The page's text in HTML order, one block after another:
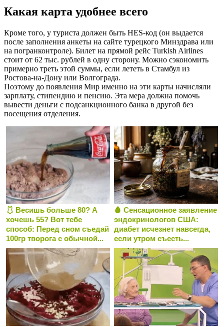
Какая карта удобнее всего
Кроме того, у туриста должен быть HES-код (он выдается
после заполнения анкеты на сайте турецкого Минздрава или
на погранконтроле). Билет на прямой рейс Turkish Airlines
cтоит от 62 тыс. рублей в одну сторону. Можно сэкономить
примерно треть этой суммы, если лететь в Стамбул из
Ростова-на-Дону или Волгограда.
Поэтому до появления Мир именно на эти карты начисляли
зарплату, стипендию и пенсию. Эта мера должна помочь
вывести деньги с подсанкционного банка в другой без
посещения отделения.
🩱 Весишь больше 80? А
хочешь 55? Вот тебе
способ: Перед сном съедай
100гр творога с обычной...
🩸 Сенсационное заявление
эндокринологов США:
диабет исчезнет навсегда,
если утром съесть...